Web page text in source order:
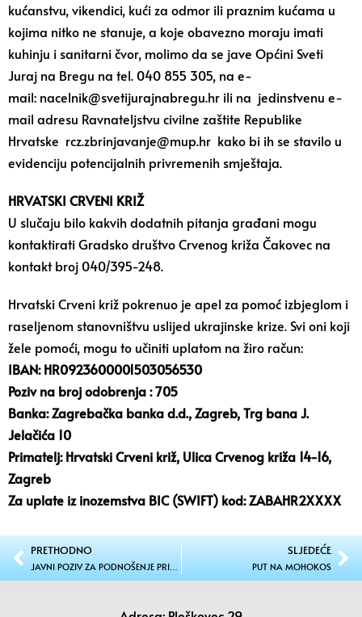
kućanstvu, vikendici, kući za odmor ili praznim kućama u
kojima nitko ne stanuje, a koje obavezno moraju imati
kuhinju i sanitarni čvor, molimo da se jave Općini Sveti
Juraj na Bregu na tel. 040 855 305, na e-
mail: nacelnik@svetijurajnabregu.hr ili na jedinstvenu e-
mail adresu Ravnateljstvu civilne zaštite Republike
Hrvatske rcz.zbrinjavanje@mup.hr kako bi ih se stavilo u
evidenciju potencijalnih privremenih smještaja.
HRVATSKI CRVENI KRIŽ
U slučaju bilo kakvih dodatnih pitanja građani mogu
kontaktirati Gradsko društvo Crvenog križa Čakovec na
kontakt broj 040/395-248.
Hrvatski Crveni križ pokrenuo je apel za pomoć izbjeglom i
raseljenom stanovništvu uslijed ukrajinske krize. Svi oni koji
žele pomoći, mogu to učiniti uplatom na žiro račun:
IBAN: HR0923600001503056530
Poziv na broj odobrenja : 705
Banka: Zagrebačka banka d.d., Zagreb, Trg bana J.
Jelačića 10
Primatelj: Hrvatski Crveni križ, Ulica Crvenog križa 14-16,
Zagreb
Za uplate iz inozemstva BIC (SWIFT) kod: ZABAHR2XXXX
PRETHODNO
JAVNI POZIV ZA PODNOŠENJE PRIJEDLOGA ZA DODJELU JAVNIH PRIZNANJA OPĆINE SVETI JURAJ NA BREGU U 2022. GODINI
SLJEDEĆE
PUT NA MOHOKOS